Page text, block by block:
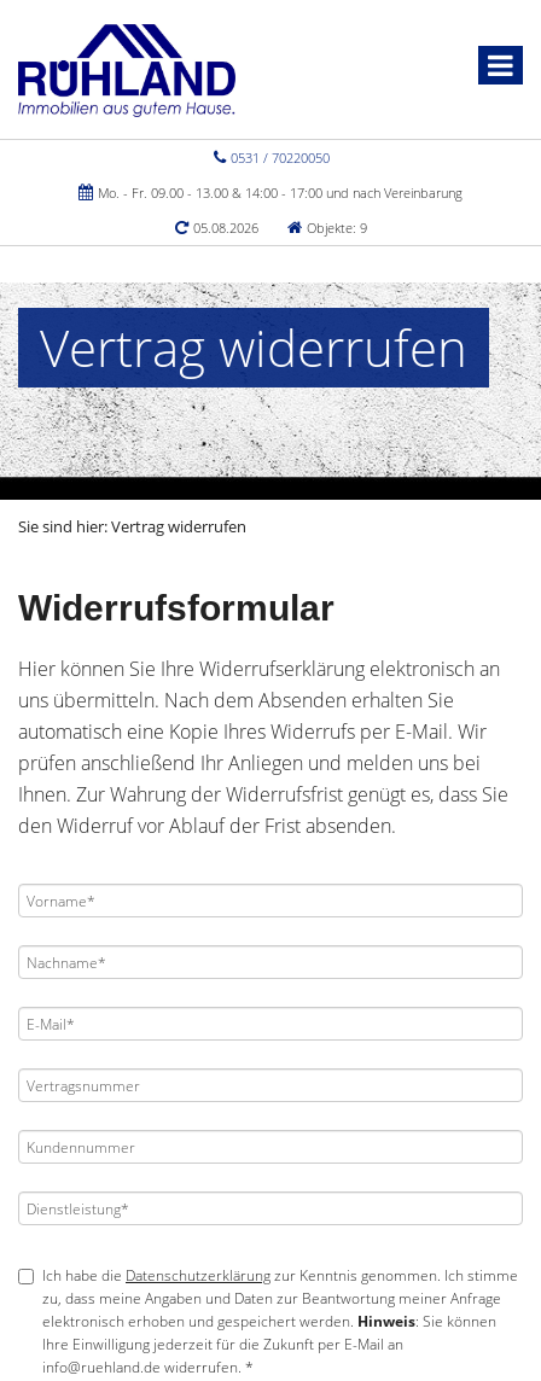
0531 / 70220050
Mo. - Fr. 09.00 - 13.00 & 14:00 - 17:00 und nach Vereinbarung
05.08.2026
Objekte: 9
Vertrag widerrufen
Sie sind hier:Vertrag widerrufen
Widerrufsformular
Hier können Sie Ihre Widerrufserklärung elektronisch an
uns übermitteln. Nach dem Absenden erhalten Sie
automatisch eine Kopie Ihres Widerrufs per E-Mail. Wir
prüfen anschließend Ihr Anliegen und melden uns bei
Ihnen. Zur Wahrung der Widerrufsfrist genügt es, dass Sie
den Widerruf vor Ablauf der Frist absenden.
Ich habe die Datenschutzerklärungzur Kenntnis genommen. Ich stimme
zu, dass meine Angaben und Daten zur Beantwortung meiner Anfrage
elektronisch erhoben und gespeichert werden. Hinweis: Sie können
Ihre Einwilligung jederzeit für die Zukunft per E-Mail an
info@ruehland.de widerrufen. *